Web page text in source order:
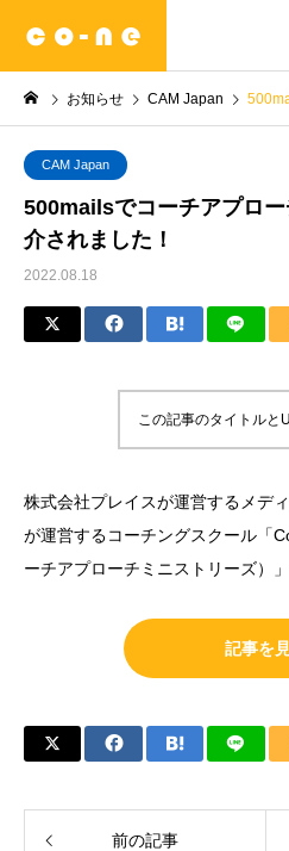
お知らせ CAM Japan 500mails
CAM Japan
500mailsでコーチアプロ
介されました！
2022.08.18
この記事のタイトルと
株式会社プレイスが運営するメデ
が運営するコーチングスクール「
ーチアプローチミニストリーズ）
記事を
前の記事